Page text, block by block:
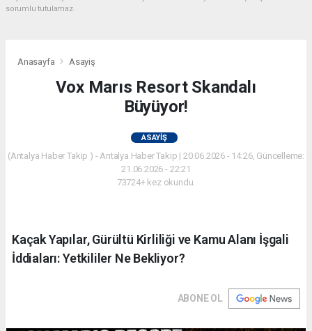
sorumlu tutulamaz.
Anasayfa Asayiş
Vox Marıs Resort Skandalı
Büyüyor!
ASAYIŞ
(Antalya Haber Takip ) - Antalya Haber Takip | 20.06.2026 - 14:26, Güncelleme:
21.06.2026 - 22:21
73724+ kez okundu.
Kaçak Yapılar, Gürültü Kirliliği ve Kamu Alanı İşgali
İddiaları: Yetkililer Ne Bekliyor?
ABONE OL